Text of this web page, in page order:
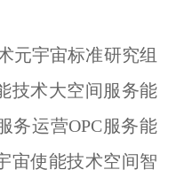
元宇宙标准研究组
技术大空间服务能
务运营OPC服务能
宙使能技术空间智